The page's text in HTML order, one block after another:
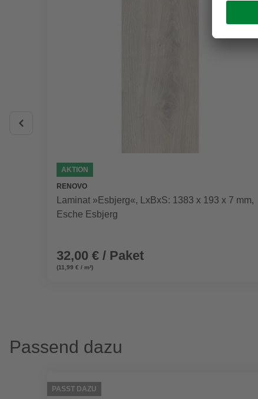
AKTION
RENOVO
Laminat »Esbjerg«, LxBxS: 1383 x 193 x 7 mm,
Esche Esbjerg
32,00 € / Paket
(11,99 € / m²)
Passend dazu
PASST DAZU